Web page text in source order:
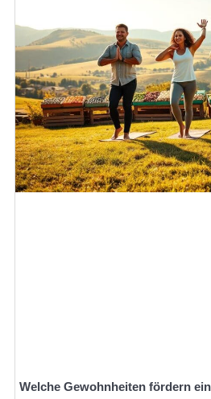
Welche Gewohnheiten fördern